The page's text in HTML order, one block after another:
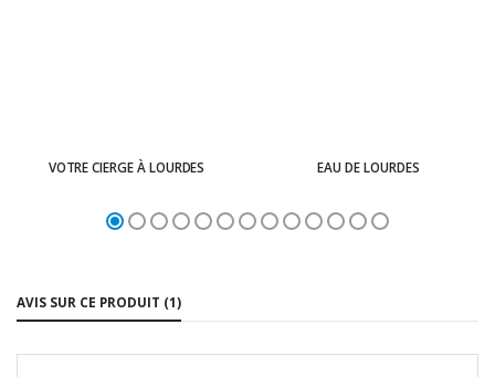
VOTRE CIERGE À LOURDES EAU DE LOURDES
AVIS SUR CE PRODUIT (1)